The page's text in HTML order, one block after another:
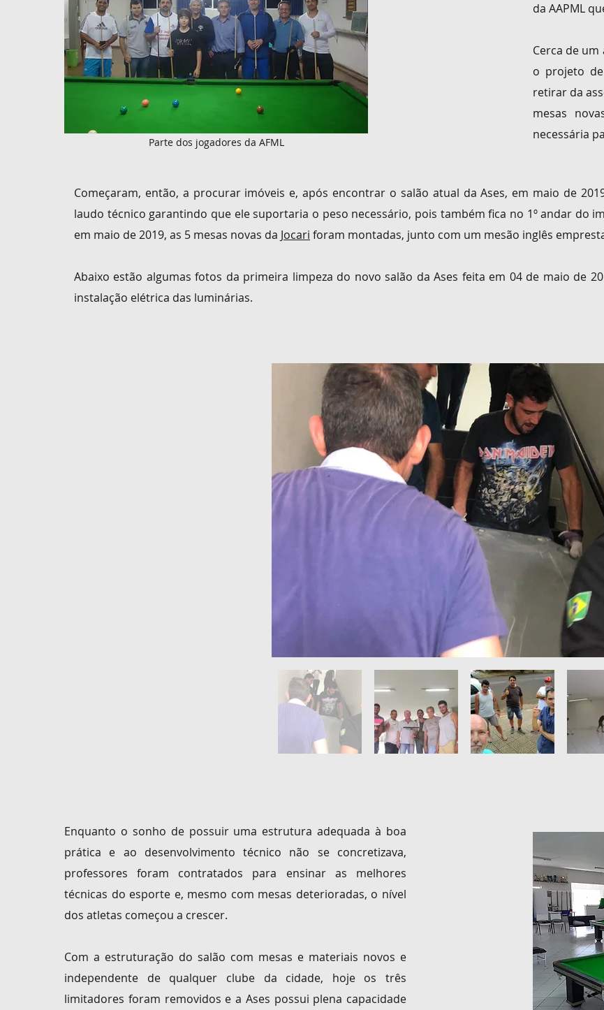
Parte dos jogadores da AFML
da AAPML
Cerca de
o projeto
retirar da
mesas
necessária
Começaram, então, a procurar imóveis e, após encontrar o salão atual daAses, em maio de
laudo técnico garantindo que ele suportaria o peso necessário, pois também fica no 1º andar do
em maio de 2019, as 5 mesas novas da Jocari foram montadas, junto com um mesão inglês
Abaixo estão algumas fotos da primeira limpeza do novo salão da Ases feita em 04 de maio de
instalação elétrica das luminárias.
Enquanto o sonho de possuir uma estrutura adequada à boa
prática e ao desenvolvimento técnico não se concretizava,
professores foram contratados para ensinar as melhores
técnicas do esporte e, mesmo com mesas deterioradas, o nível
dos atletas começou a crescer.
Com a estruturação do salão com mesas e materiais novos e
independente de qualquer clube da cidade, hoje os três
limitadores foram removidos e a Ases possui plena capacidade